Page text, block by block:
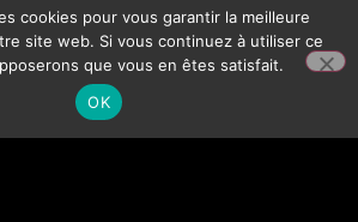
cookies pour vous garantir la meilleure
site web. Si vous continuez à utiliser ce
que vous en êtes satisfait.
OK